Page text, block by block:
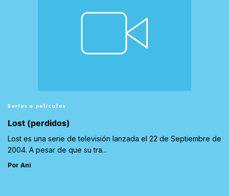
Series o películas
Lost (perdidos)
Lost es una serie de televisión lanzada el 22 de Septiembre de
2004. A pesar de que su tra...
Por Ani